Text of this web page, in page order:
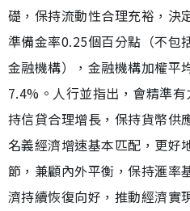
礎，保持流動性合理充裕，決
準備金率0.25個百分點（不包
金融機構），金融機構加權平
7.4%。人行並指出，會精準
持信貸合理增長，保持貨幣供
名義經濟增速基本匹配，更好
節，兼顧內外平衡，保持滙率
濟持續恢復向好，推動經濟實